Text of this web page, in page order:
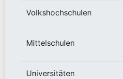
Volkshochschulen
Mittelschulen
Universitäten